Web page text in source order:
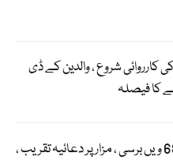
کارروائی شروع ، والدین کے ڈی
کا فیصلہ
میجر طفیل شہید کی 68 ویں برسی ، مزار پر دعائیہ تقریب ،